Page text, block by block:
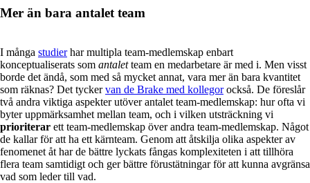
Mer än bara antalet team
I många studierhar multipla team-medlemskap enbart
konceptualiserats som antaletteam en medarbetare är med i. Men visst
borde det ändå, som med så mycket annat, vara mer än bara kvantitet
som räknas? Det tyckervan de Brake med kollegorockså. De föreslår
två andra viktiga aspekter utöver antalet team-medlemskap: hur ofta vi
byter uppmärksamhet mellan team, och i vilken utsträckning vi
prioriterar ett team-medlemskap över andra team-medlemskap. Något
de kallar för att ha ett kärnteam. Genom att åtskilja olika aspekter av
fenomenet åt har de bättre lyckats fångas komplexiteten i att tillhöra
flera team samtidigt och ger bättre förustätningar för att kunna avgränsa
vad som leder till vad.